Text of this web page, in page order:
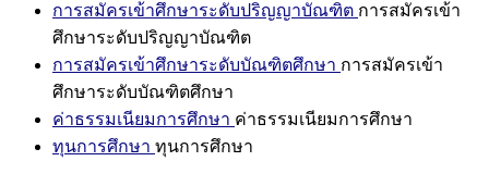
การสมัครเข้าศึกษาระดับปริญญาบัณฑิต การสมัครเข้า
ศึกษาระดับปริญญาบัณฑิต
การสมัครเข้าศึกษาระดับบัณฑิตศึกษา การสมัครเข้า
ศึกษาระดับบัณฑิตศึกษา
ค่าธรรมเนียมการศึกษา ค่าธรรมเนียมการศึกษา
ทุนการศึกษา ทุนการศึกษา